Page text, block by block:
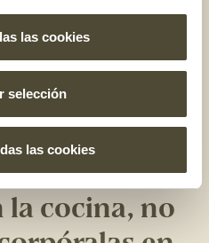
las cookies
selección
las cookies
por qué
y sanaslas
y todo su
cocina, no